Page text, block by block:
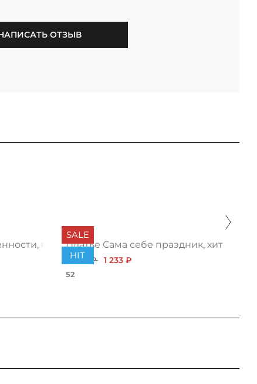
ОТЗЫВ
красотка
SALE
HIT
Платье Сама себе праздник, хит
1 450 ₽ 1 233 ₽
52